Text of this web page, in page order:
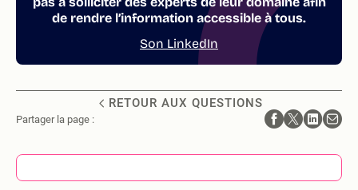
de rendre l’information accessible à tous.
Son LinkedIn
RETOUR AUX QUESTIONS
Partager la page :